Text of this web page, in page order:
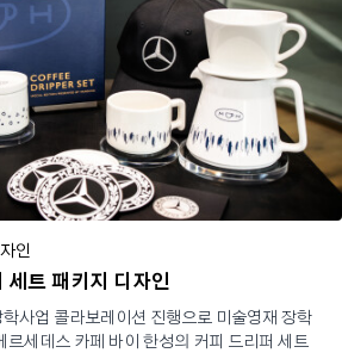
인
세트 패키지 디자인
사업 콜라보레이션 진행으로 미술영재 장학
르세데스 카페 바이 한성의 커피 드리퍼 세트